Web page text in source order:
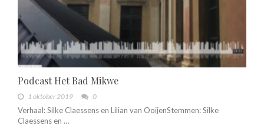
Podcast Het Bad Mikwe
1 oktober 2019 0
Verhaal: Silke Claessens en Lilian van OoijenStemmen: Silke
Claessens en …